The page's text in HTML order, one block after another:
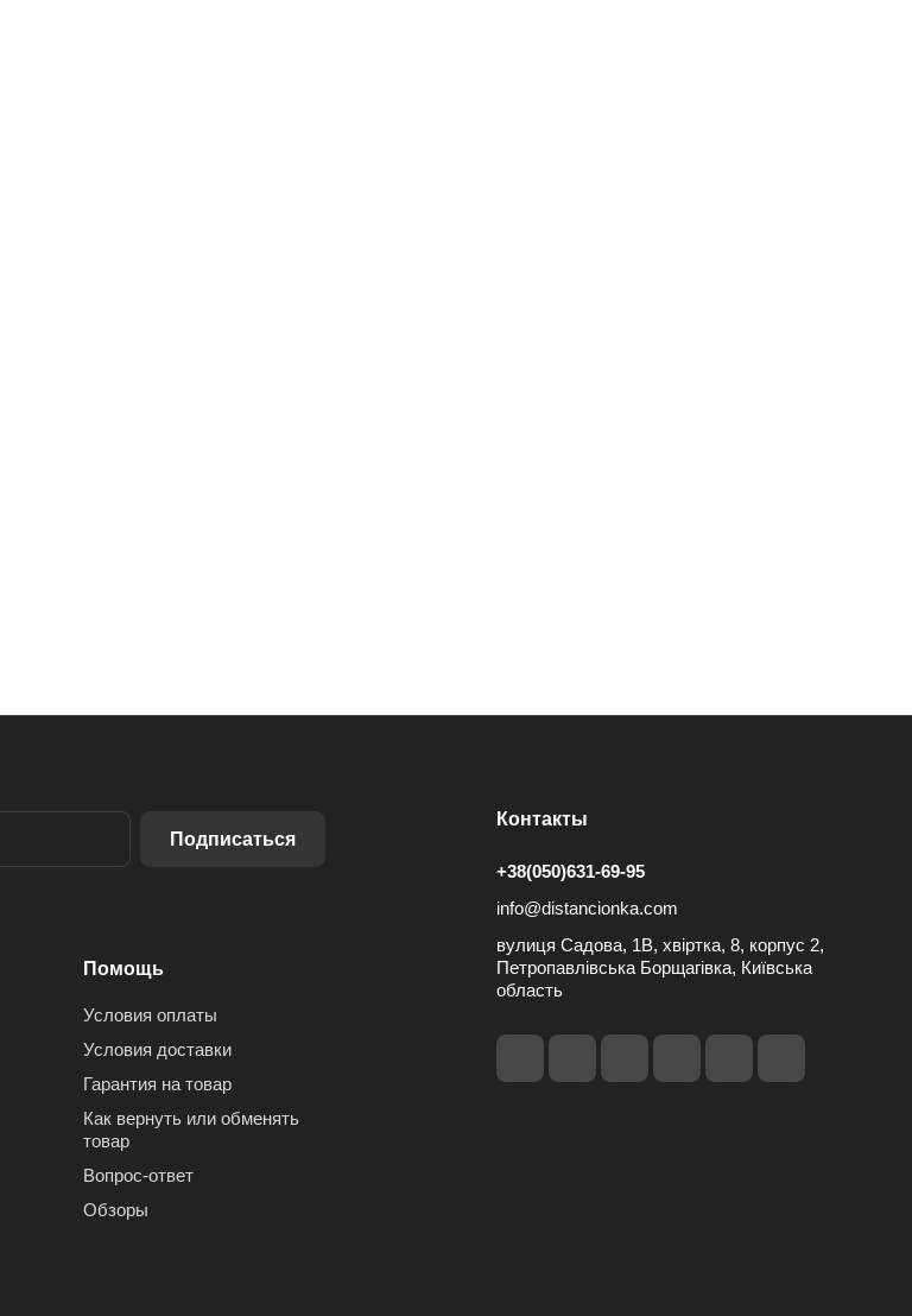
Подписаться
Помощь
Условия оплаты
Условия доставки
Гарантия на товар
Как вернуть или обменять
товар
Вопрос-ответ
Обзоры
Контакты
+38(050)631-69-95
info@distancionka.com
вулиця Садова, 1В, хвіртка, 8, корпус 2,
Петропавлівська Борщагівка, Київська
область